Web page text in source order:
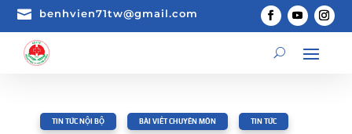
 benhvien71tw@gmail.com
TIN TỨC NỘI BỘ BÀI VIẾT CHUYÊN MÔN TIN TỨC